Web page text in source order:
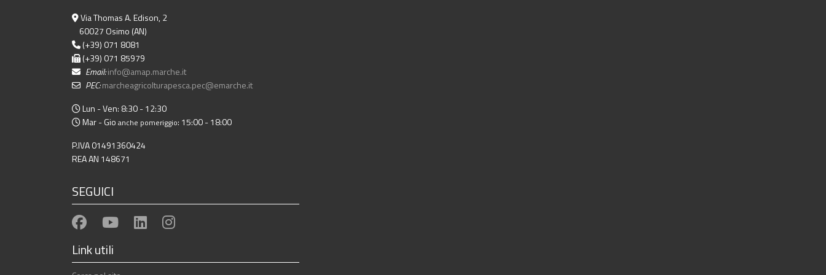
Via Thomas A. Edison, 2
60027 Osimo (AN)
(+39) 071 8081
(+39) 071 85979
Email:info@amap.marche.it
PEC:marcheagricolturapesca.pec@emarche.it
Lun - Ven: 8:30 - 12:30
Mar - Gio anche pomeriggio: 15:00 - 18:00
P.IVA 01491360424
REA AN 148671
SEGUICI
Link utili